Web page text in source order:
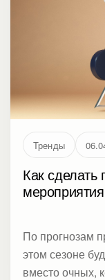
контент и
презентации и
Тренды
Как
мероприятия
По прогнозам
этом сезоне
вместо очных,